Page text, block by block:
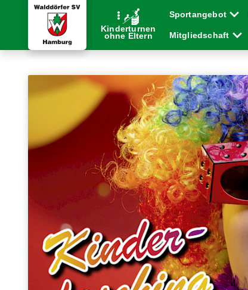
Kinderturnen
ohne Eltern
Sportangebot
Mitgliedschaft